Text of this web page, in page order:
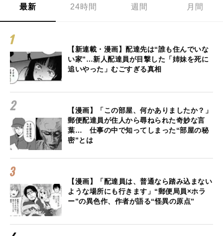
最新 24時間 週間 月間
【新連載・漫画】配達先は“誰も住んでいな
い家”…新人配達員が目撃した「姉妹を死に
追いやった」むごすぎる真相
【漫画】「この部屋、何かありましたか？」
郵便配達員が住人から尋ねられた奇妙な言
葉… 仕事の中で知ってしまった“部屋の秘
密”とは
【漫画】「配達員は、普通なら踏み込まない
ような場所にも行きます」“郵便局員×ホラ
ー”の異色作、作者が語る“怪異の原点”